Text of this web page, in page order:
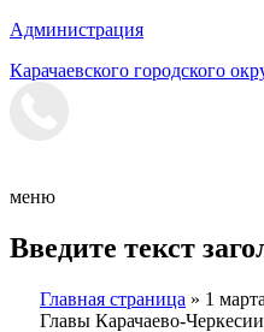
Администрация
Карачаевского городского
меню
Введите текст
Главная страница » 1
Главы Карачаево-